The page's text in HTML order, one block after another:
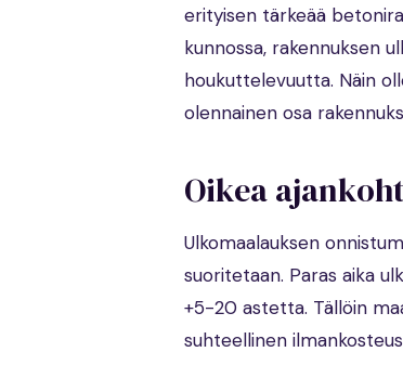
erityisen tärkeää
kunnossa, rakennuksen
houkuttelevuutta. Näin
olennainen osa
Oikea
Ulkomaalauksen
suoritetaan. Paras aika
+5-20 astetta. Tällöin
suhteellinen